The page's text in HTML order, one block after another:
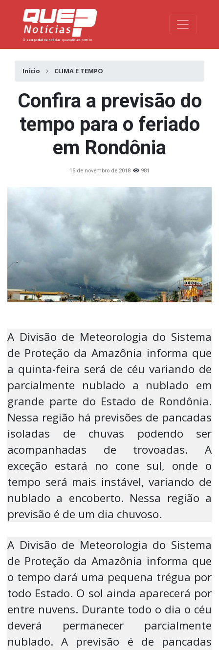
Toggle
Início CLIMA E TEMPO
Confira a previsão do
tempo para o feriado
em Rondônia
15 de novembro de 2018 981
A Divisão de Meteorologia do Sistema
de Proteção da Amazônia informa que
a quinta-feira será de céu variando de
parcialmente nublado a nublado em
grande parte do Estado de Rondônia.
Nessa região há previsões de pancadas
isoladas de chuvas podendo ser
acompanhadas de trovoadas. A
exceção estará no cone sul, onde o
tempo será mais instável, variando de
nublado a encoberto. Nessa região a
previsão é de um dia chuvoso.
A Divisão de Meteorologia do Sistema
de Proteção da Amazônia informa que
o tempo dará uma pequena trégua por
todo Estado. O sol ainda aparecerá por
entre nuvens. Durante todo o dia o céu
deverá permanecer parcialmente
nublado. A previsão é de pancadas